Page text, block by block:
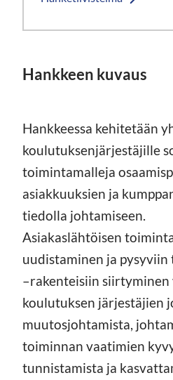
Hankkeen kuvaus
Hankkeessa kehitetään
koulutuksenjärjestäjille
toimintamalleja
asiakkuuksien ja
tiedolla johtamiseen.
Asiakaslähtöisen
uudistaminen ja
–rakenteisiin
koulutuksen järjestäjien
muutosjohtamista,
toiminnan vaatimien
tunnistamista ja